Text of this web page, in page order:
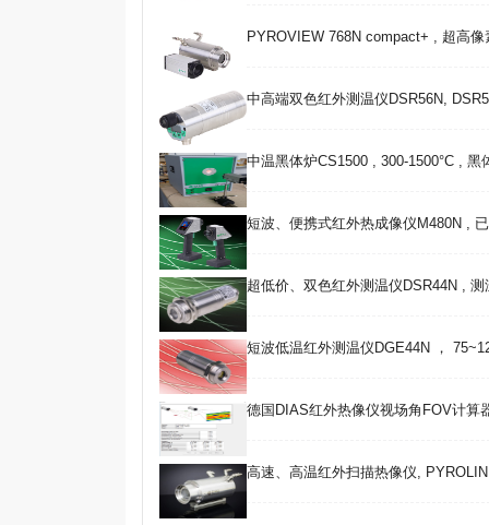
PYROVIEW 768N compact+ , 超高
中高端双色红外测温仪DSR56N,
中温黑体炉CS1500 , 300-1500°C , 黑
短波、便携式红外热成像仪M480N ,
超低价、双色红外测温仪DSR44N , 测
短波低温红外测温仪DGE44N ，
德国DIAS红外热像仪视场角FOV计算
高速、高温红外扫描热像仪,